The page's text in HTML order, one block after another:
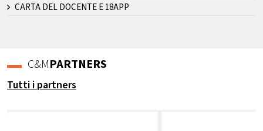
CARTA DEL DOCENTE E 18APP
C&MPARTNERS
Tutti i partners